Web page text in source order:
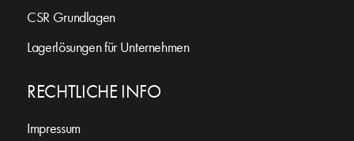
CSR Grundlagen
Lagerlösungen für Unternehmen
RECHTLICHE INFO
Impressum